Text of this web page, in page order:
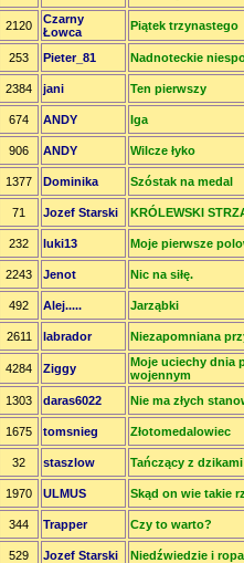
2120
Czarny
Łowca
Piątek trzynastego
253 Pieter_81 Nadnoteckie
2384 jani Ten pierwszy
674 ANDY Iga
906 ANDY Wilcze łyko
1377 Dominika Szóstak na medal
71 Jozef Starski KRÓLEWSKI
232 luki13 Moje pierwsze
2243 Jenot Nic na siłę.
492 Alej..... Jarząbki
2611 labrador Niezapomniana
4284 Ziggy
Moje uciechy dnia
wojennym
1303 daras6022 Nie ma złych
1675 tomsnieg Złotomedalowiec
32 staszlow Tańczący z dzikami
1970 ULMUS Skąd on wie takie
344 Trapper Czy to warto?
529 Jozef Starski Niedźwiedzie i